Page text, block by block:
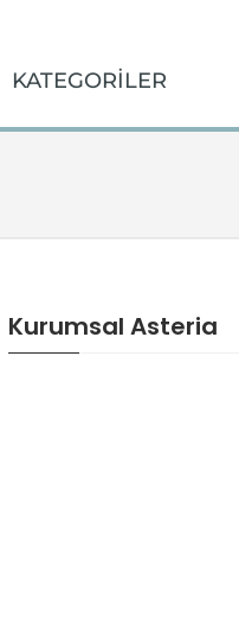
KATEGORİLER
Kurumsal Asteria